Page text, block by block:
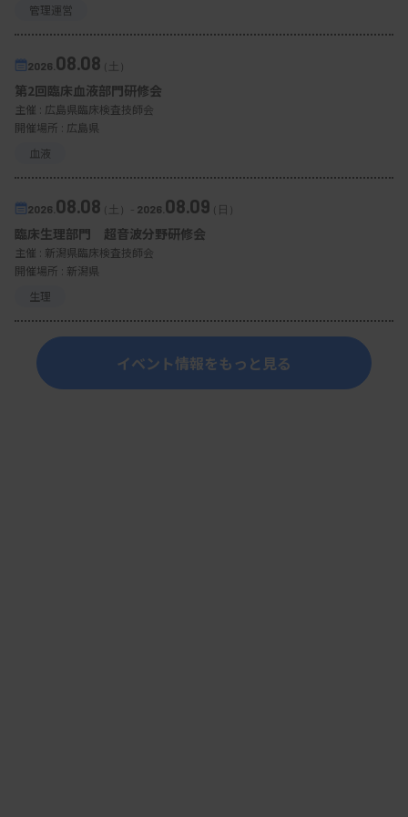
管理運営
2026. 08.08（土）
第2回臨床血液部門研修会
主催 : 広島県臨床検査技師会
開催場所 : 広島県
血液
2026. 08.08（土） - 2026. 08.09（日）
臨床生理部門 超音波分野研修会
主催 : 新潟県臨床検査技師会
開催場所 : 新潟県
生理
イベント情報をもっと見る